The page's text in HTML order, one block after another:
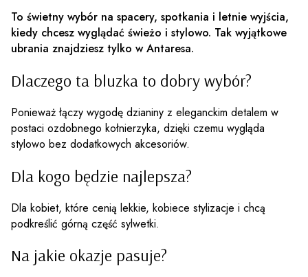
To świetny wybór na spacery, spotkania i letnie wyjścia,
kiedy chcesz wyglądać świeżo i stylowo. Tak wyjątkowe
ubrania znajdziesz tylko w Antaresa.
Dlaczego ta bluzka to dobry wybór?
Ponieważ łączy wygodę dzianiny z eleganckim detalem w
postaci ozdobnego kołnierzyka, dzięki czemu wygląda
stylowo bez dodatkowych akcesoriów.
Dla kogo będzie najlepsza?
Dla kobiet, które cenią lekkie, kobiece stylizacje i chcą
podkreślić górną część sylwetki.
Na jakie okazje pasuje?